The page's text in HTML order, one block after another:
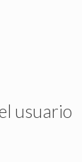
usuario